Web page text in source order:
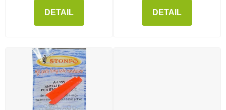
DETAIL DETAIL